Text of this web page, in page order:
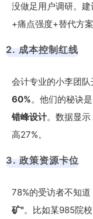
没做足用户调研。
+痛点强度+替代方
2. 成本控制红线
会计专业的小李团队
60%。他们的秘诀是
错峰设计。数据显
高27%。
3. 政策资源卡位
78%的受访者不知
矿"。比如某985院